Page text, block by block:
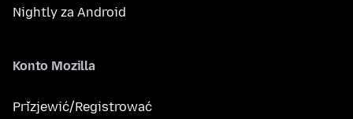
Nightly za Android
Konto Mozilla
Přizjewić/Registrować